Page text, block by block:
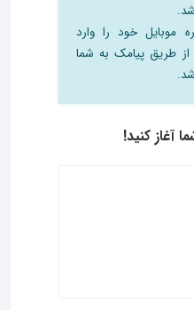
موبایل خود را وارد
از طریق پیامک به شما
آغاز کنید!